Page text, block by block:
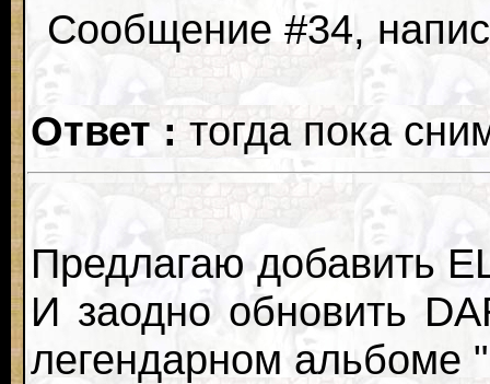
Сообщение #34,
Ответ : тогда пока
Предлагаю добавить
И заодно обновить
легендарном альбоме